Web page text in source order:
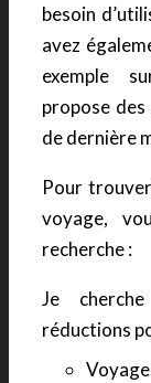
besoin
avez
exemple
propose
de dernière
Pour
voyage,
recherche :
Je
réductions